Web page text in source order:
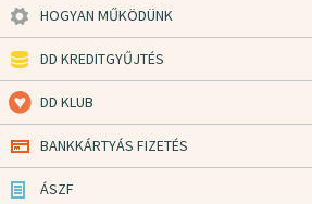
HOGYAN MŰKÖDÜNK
DD KREDITGYŰJTÉS
DD KLUB
BANKKÁRTYÁS FIZETÉS
ÁSZF